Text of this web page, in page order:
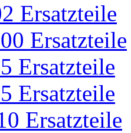
Ersatzteile
Ersatzteile
Ersatzteile
Ersatzteile
Ersatzteile